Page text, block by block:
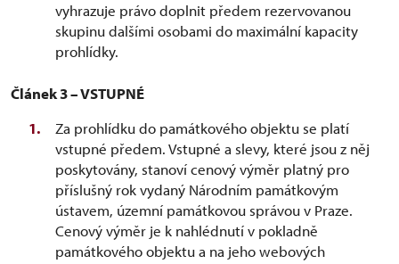
vyhrazuje právo doplnit předem rezervovanou
skupinu dalšími osobami do maximální kapacity
prohlídky.
Článek 3 – VSTUPNÉ
Za prohlídku do památkového objektu se platí
vstupné předem. Vstupné a slevy, které jsou z něj
poskytovány, stanoví cenový výměr platný pro
příslušný rok vydaný Národním památkovým
ústavem, územní památkovou správou v Praze.
Cenový výměr je k nahlédnutí v pokladně
památkového objektu a na jeho webových